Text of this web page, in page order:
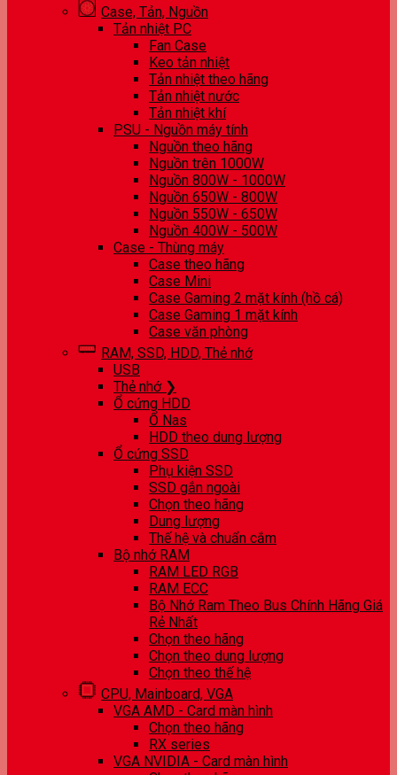
Case, Tản, Nguồn
Tản nhiệt PC
Fan Case
Keo tản nhiệt
Tản nhiệt theo hãng
Tản nhiệt nước
Tản nhiệt khí
PSU - Nguồn máy tính
Nguồn theo hãng
Nguồn trên 1000W
Nguồn 800W - 1000W
Nguồn 650W - 800W
Nguồn 550W - 650W
Nguồn 400W - 500W
Case - Thùng máy
Case theo hãng
Case Mini
Case Gaming 2 mặt kính (hồ cá)
Case Gaming 1 mặt kính
Case văn phòng
RAM, SSD, HDD, Thẻ nhớ
USB
Thẻ nhớ ❯
Ổ cứng HDD
Ổ Nas
HDD theo dung lượng
Ổ cứng SSD
Phụ kiện SSD
SSD gắn ngoài
Chọn theo hãng
Dung lượng
Thế hệ và chuẩn cắm
Bộ nhớ RAM
RAM LED RGB
RAM ECC
Bộ Nhớ Ram Theo Bus Chính Hãng Giá
Rẻ Nhất
Chọn theo hãng
Chọn theo dung lượng
Chọn theo thế hệ
CPU, Mainboard, VGA
VGA AMD - Card màn hình
Chọn theo hãng
RX series
VGA NVIDIA - Card màn hình